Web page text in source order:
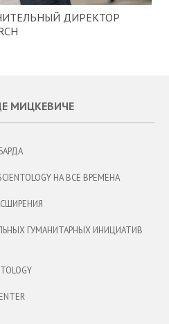
ДИРЕКТОР
МИЦКЕВИЧЕ
НА ВСЕ ВРЕМЕНА
ГУМАНИТАРНЫХ ИНИЦИАТИВ